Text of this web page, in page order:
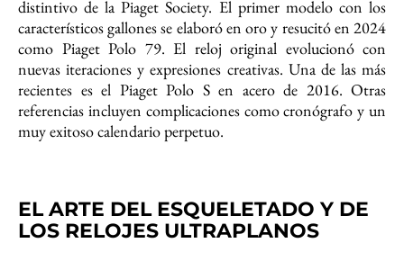
distintivo de la Piaget Society. El primer modelo con los
característicos gallones se elaboró en oro y resucitó en 2024
como Piaget Polo 79. El reloj original evolucionó con
nuevas iteraciones y expresiones creativas. Una de las más
recientes es el Piaget Polo S en acero de 2016. Otras
referencias incluyen complicaciones como cronógrafo y un
muy exitoso calendario perpetuo.
EL ARTE DEL ESQUELETADO Y DE
LOS RELOJES ULTRAPLANOS